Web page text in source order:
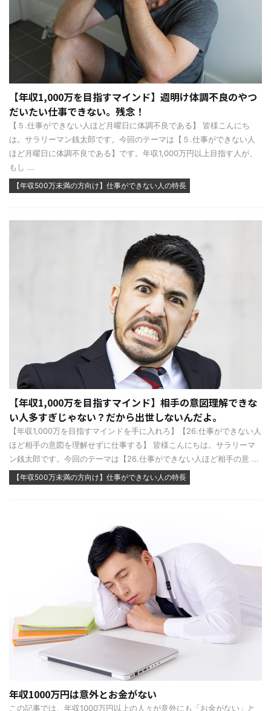
【年収1,000万を目指すマインド】週明け体調不良のやつ
だいたい仕事できない。残念！
【５.仕事ができない人ほど月曜日に体調不良である】 皆様こんにち
は。サラリーマン銭太郎です。今回のテーマは【５.仕事ができない人
ほど月曜日に体調不良である】です。年収1,000万円以上目指す人が、
もし ...
【年収500万未満の方向け】仕事ができない人の特長
【年収1,000万を目指すマインド】相手の意図理解できな
い人多すぎじゃない？だから出世しないんだよ。
【年収1,000万を目指すマインドを手に入れろ】【26.仕事ができない人
ほど相手の意図を理解せずに仕事する】 皆様こんにちは。サラリーマ
ン銭太郎です。今回のテーマは【26.仕事ができない人ほど相手の意 ...
【年収500万未満の方向け】仕事ができない人の特長
年収1000万円は意外とお金がない
この記事では、年収1000万円以上の人々が意外にも「お金がない」と